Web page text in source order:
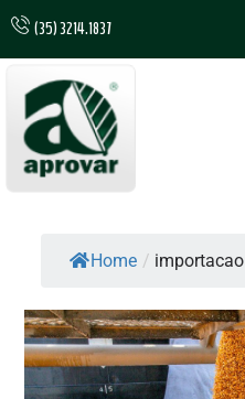
(35) 3214.1837
Home / importacao